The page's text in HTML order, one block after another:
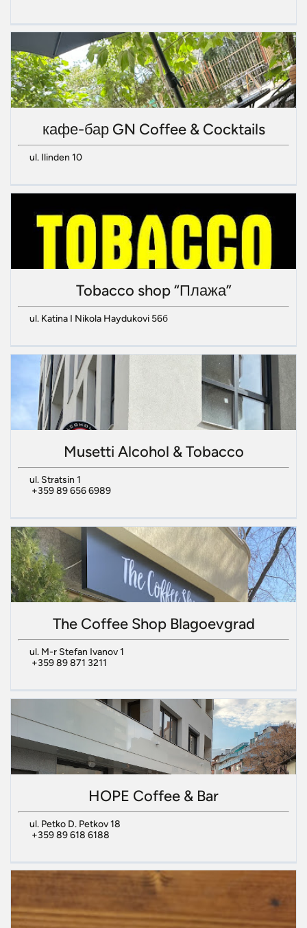
кафе-бар GN Coffee & Cocktails
ul. Ilinden 10
Tobacco shop “Плажа”
ul. Katina I Nikola Haydukovi 56б
Musetti Alcohol & Tobacco
ul. Stratsin 1
+359 89 656 6989
The Coffee Shop Blagoevgrad
ul. M-r Stefan Ivanov 1
+359 89 871 3211
HOPE Coffee & Bar
ul. Petko D. Petkov 18
+359 89 618 6188